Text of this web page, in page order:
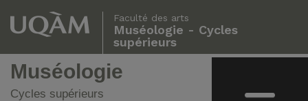
Faculté des arts
Muséologie - Cycles
supérieurs
Muséologie
Cycles supérieurs